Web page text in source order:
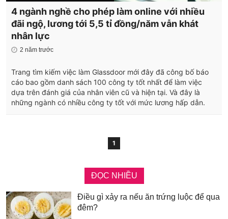
4 ngành nghề cho phép làm online với nhiều
đãi ngộ, lương tới 5,5 tỉ đồng/năm vẫn khát
nhân lực
2 năm trước
Trang tìm kiếm việc làm Glassdoor mới đây đã công bố báo
cáo bao gồm danh sách 100 công ty tốt nhất để làm việc
dựa trên đánh giá của nhân viên cũ và hiện tại. Và đây là
những ngành có nhiều công ty tốt với mức lương hấp dẫn.
1
ĐỌC NHIỀU
Điều gì xảy ra nếu ăn trứng luộc để qua
đêm?